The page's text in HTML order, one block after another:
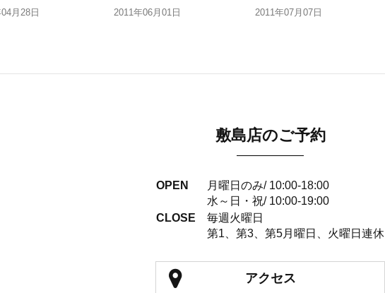
月28日 2011年06月01日 2011年07月07日
敷島店のご予約
OPEN
月曜日のみ/ 10:00-18:00
水～日・祝/ 10:00-19:00
CLOSE
毎週火曜日
第1、第3、第5月曜日、火曜日連休
アクセス